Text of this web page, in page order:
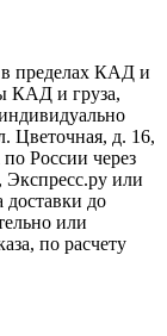
в пределах КАД и
КАД и груза,
Цветочная, д. 16,
России через
или
доставки до
или
по расчету